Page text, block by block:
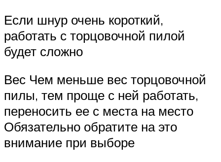
Если шнур очень короткий,
работать с торцовочной пилой
будет сложно
Вес Чем меньше вес торцовочной
пилы, тем проще с ней работать,
переносить ее с места на место
Обязательно обратите на это
внимание при выборе